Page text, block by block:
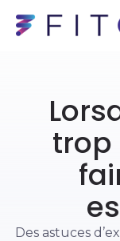
trop
Des astuces